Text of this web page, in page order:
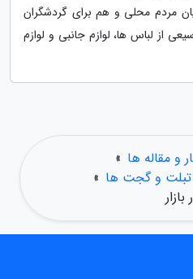
مردم محلی و هم برای گردشگران
از لباس ها، لوازم جانبی و لوازم
و مقاله ها »
تبلت و گجت ها »